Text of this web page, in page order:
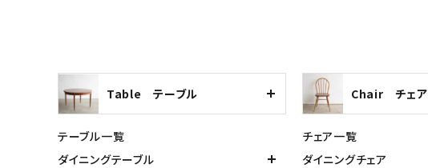
Table テーブル
テーブル一覧
ダイニングテーブル
Chair チェア
チェア一覧
ダイニングチェア